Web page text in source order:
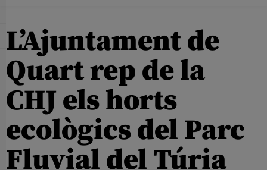
L’Ajuntament de
Quart rep de la
CHJ els horts
ecològics del Parc
Fluvial del Túria